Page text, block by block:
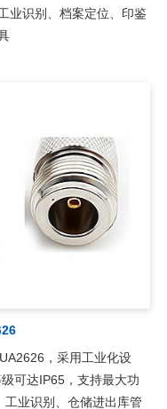
业识别、档案定位、印鉴
，采用工业化设
可达IP65，支持最大功
业识别、仓储进出库管